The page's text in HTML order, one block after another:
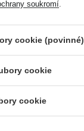
soukromí
cookie (povinné)
cookie
cookie